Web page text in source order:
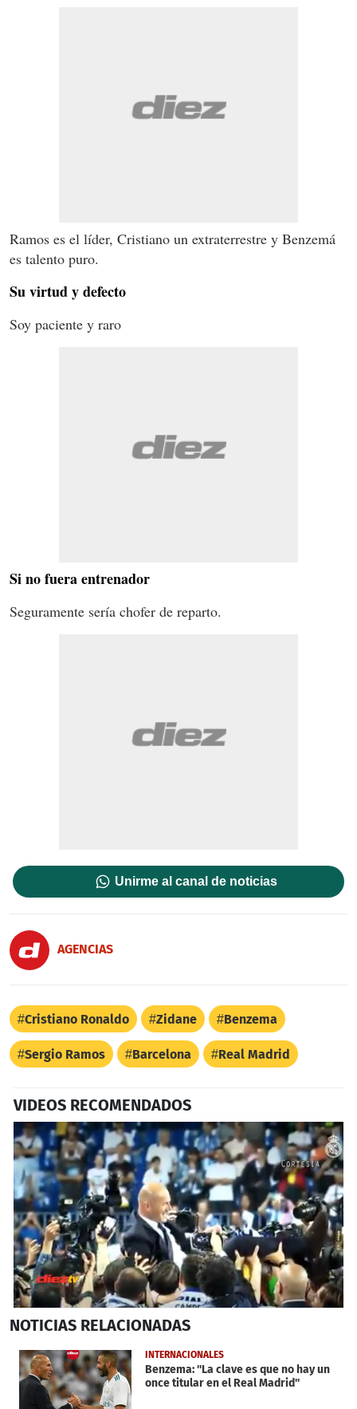
Ramos es el líder, Cristiano un extraterrestre y Benzemá
es talento puro.
Su virtud y defecto
Soy paciente y raro
Si no fuera entrenador
Seguramente sería chofer de reparto.
Unirme al canal de noticias
AGENCIAS
Cristiano Ronaldo Zidane Benzema
Sergio Ramos Barcelona Real Madrid
VIDEOS RECOMENDADOS
seconds
1
minute,
8
seconds
NOTICIAS RELACIONADAS
INTERNACIONALES
Benzema: ''La clave es que no hay un
once titular en el Real Madrid''